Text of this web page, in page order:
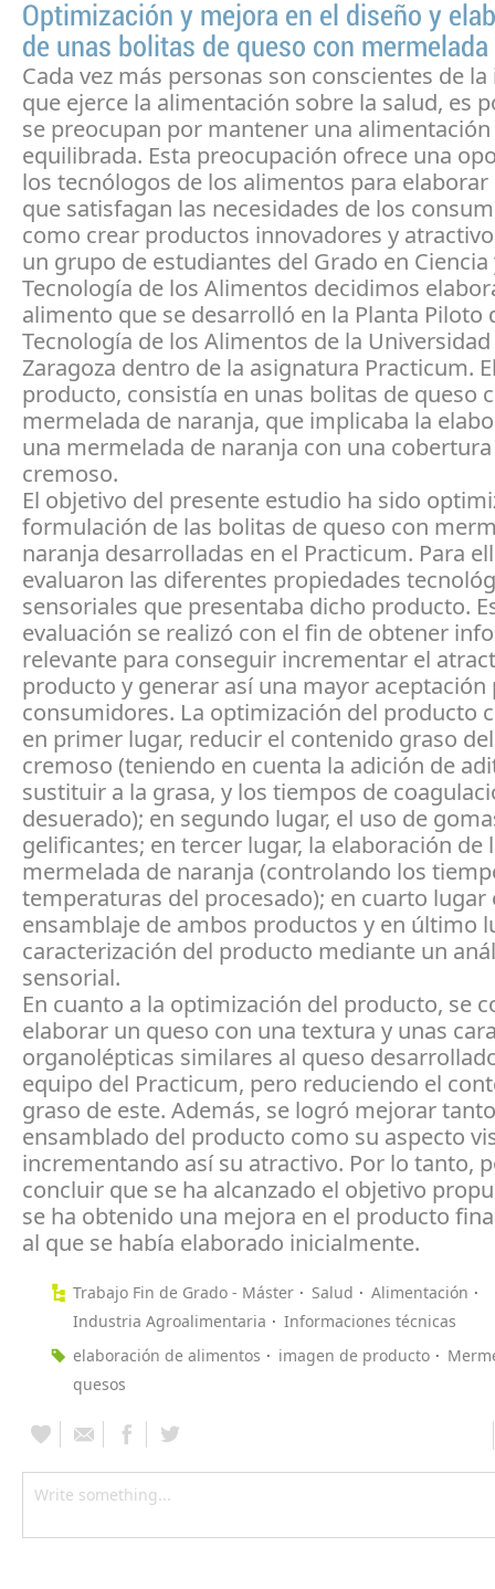
Optimización y mejora en el diseño y
de unas bolitas de queso con mermelada
Cada vez más personas son conscientes de
que ejerce la alimentación sobre la salud, es
se preocupan por mantener una alimentación
equilibrada. Esta preocupación ofrece una
los tecnólogos de los alimentos para
que satisfagan las necesidades de los
como crear productos innovadores y
un grupo de estudiantes del Grado en Ciencia
Tecnología de los Alimentos decidimos
alimento que se desarrolló en la Planta Piloto
Tecnología de los Alimentos de la
Zaragoza dentro de la asignatura Practicum.
producto, consistía en unas bolitas de queso
mermelada de naranja, que implicaba la
una mermelada de naranja con una
cremoso.
El objetivo del presente estudio ha sido
formulación de las bolitas de queso con
naranja desarrolladas en el Practicum. Para
evaluaron las diferentes propiedades
sensoriales que presentaba dicho producto.
evaluación se realizó con el fin de obtener
relevante para conseguir incrementar el
producto y generar así una mayor aceptación
consumidores. La optimización del producto
en primer lugar, reducir el contenido graso
cremoso (teniendo en cuenta la adición de
sustituir a la grasa, y los tiempos de
desuerado); en segundo lugar, el uso de
gelificantes; en tercer lugar, la elaboración de
mermelada de naranja (controlando los
temperaturas del procesado); en cuarto lugar
ensamblaje de ambos productos y en último
caracterización del producto mediante un
sensorial.
En cuanto a la optimización del producto, se
elaborar un queso con una textura y unas
organolépticas similares al queso
equipo del Practicum, pero reduciendo el
graso de este. Además, se logró mejorar
ensamblado del producto como su aspecto
incrementando así su atractivo. Por lo tanto,
concluir que se ha alcanzado el objetivo
se ha obtenido una mejora en el producto
al que se había elaborado inicialmente.
Trabajo Fin de Grado - Máster Salud
Alimentación
Industria Agroalimentaria
Informaciones técnicas
elaboración de alimentos
imagen de producto
quesos